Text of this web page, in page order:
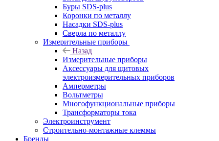
Буры SDS-plus
Коронки по металлу
Насадки SDS-plus
Сверла по металлу
Измерительные приборы
Назад
Измерительные приборы
Аксессуары для щитовых
электроизмерительных приборов
Амперметры
Вольтметры
Многофункциональные приборы
Трансформаторы тока
Электроинструмент
Строительно-монтажные клеммы
Бренды